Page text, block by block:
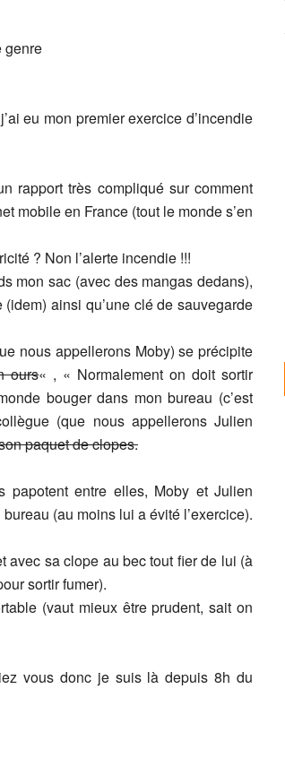
genre
eu mon premier exercice d’incendie
rapport très compliqué sur comment
mobile en France (tout le monde s’en
? Non l’alerte incendie !!!
mon sac (avec des mangas dedans),
ainsi qu’une clé de sauvegarde
nous appellerons Moby) se précipite
ours« , « Normalement on doit sortir
bouger dans mon bureau (c’est
(que nous appellerons Julien
paquet de clopes.
papotent entre elles, Moby et Julien
(au moins lui a évité l’exercice).
avec sa clope au bec tout fier de lui (à
sortir fumer).
(vaut mieux être prudent, sait on
vous donc je suis là depuis 8h du